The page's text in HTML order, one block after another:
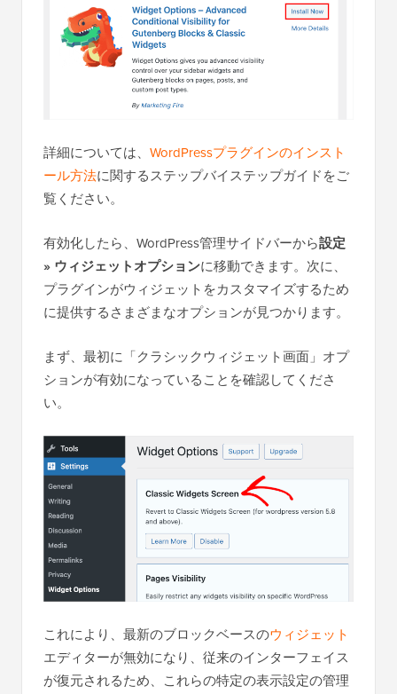
詳細については、 WordPressプラグインのインスト
ール方法に関するステップバイステップガイドをご
覧ください。
有効化したら、WordPress管理サイドバーから設定
» ウィジェットオプションに移動できます。次に、
プラグインがウィジェットをカスタマイズするため
に提供するさまざまなオプションが見つかります。
まず、最初に「クラシックウィジェット画面」オプ
ションが有効になっていることを確認してくださ
い。
これにより、最新のブロックベースのウィジェット
エディターが無効になり、従来のインターフェイス
が復元されるため、これらの特定の表示設定の管理